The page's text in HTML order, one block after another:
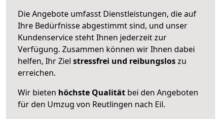
Die Angebote umfasst Dienstleistungen, die auf
Ihre Bedürfnisse abgestimmt sind, und unser
Kundenservice steht Ihnen jederzeit zur
Verfügung. Zusammen können wir Ihnen dabei
helfen, Ihr Ziel stressfrei und reibungsloszu
erreichen.
Wir bieten höchste Qualität bei den Angeboten
für den Umzug von Reutlingen nach Eil.